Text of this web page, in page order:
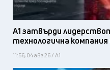
А1 затвърди
технологична
11:56, 04 авг 26 / А1